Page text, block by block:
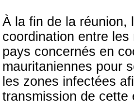
À la fin de la réunion,
coordination entre
pays concernés en
mauritaniennes pour
les zones infectées
transmission de cette